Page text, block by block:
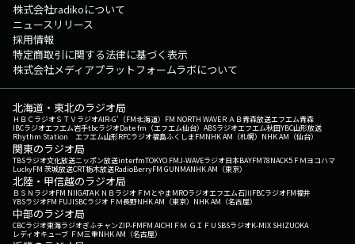
株式会社radikoについて
ニュースリリース
採用情報
特定商取引に関する法律に基づく表示
株式会社メディアプラットフォームラボについて
北海道・東北のラジオ局
ＨＢＣラジオＳＴＶラジオAIR-G'（FM北海道） FM NORTH WAVEＲＡＢ青森放送エフエム青森
IBCラジオエフエム岩手tbcラジオDate fm（エフエム仙台） ABSラジオエフエム秋田YBC山形放送
Rhythm Station エフエム山形RFCラジオ福島ふくしまFMNHK AM（札幌） NHK AM（仙台）
関東のラジオ局
TBSラジオ文化放送ニッポン放送interfmTOKYO FMJ-WAVEラジオ日本BAYFM78NACK5 ＦＭヨコハマ
LuckyFM 茨城放送CRT栃木放送RadioBerryFM GUNMANHK AM（東京）
北陸・甲信越のラジオ局
ＢＳＮラジオFM NIIGATAＫＮＢラジオ ＦＭとやまMROラジオエフエム石川FBCラジオFM福井
YBSラジオFM FUJISBCラジオ ＦＭ長野NHK AM（東京） NHK AM（名古屋）
中部のラジオ局
CBCラジオ東海ラジオぎふチャンZIP-FMFM AICHI ＦＭ ＧＩＦＵ SBSラジオK-MIX SHIZUOKA
レディオキューブ ＦＭ三重NHK AM（名古屋）